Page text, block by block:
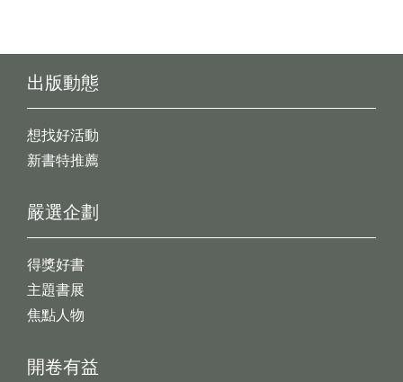
出版動態
想找好活動
新書特推薦
開卷有益
嚴選企劃
得獎好書
主題書展
焦點人物